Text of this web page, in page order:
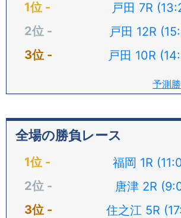
戸田 7R
戸田 12R
戸田 10R
予測
全場の勝負レース
福岡 1R
唐津 2R
住之江 5R